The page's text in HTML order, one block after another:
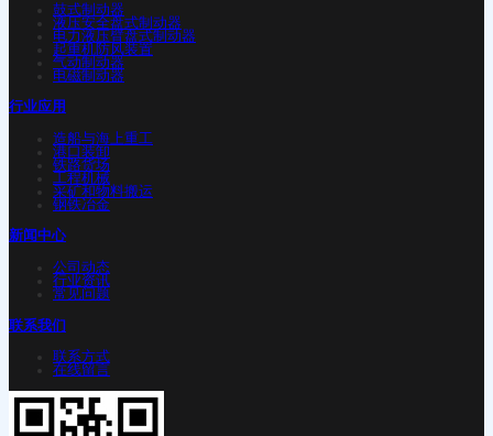
鼓式制动器
液压安全盘式制动器
电力液压臂盘式制动器
起重机防风装置
气动制动器
电磁制动器
行业应用
造船与海上重工
港口装卸
铁路货场
工程机械
采矿和物料搬运
钢铁冶金
新闻中心
公司动态
行业资讯
常见问题
联系我们
联系方式
在线留言